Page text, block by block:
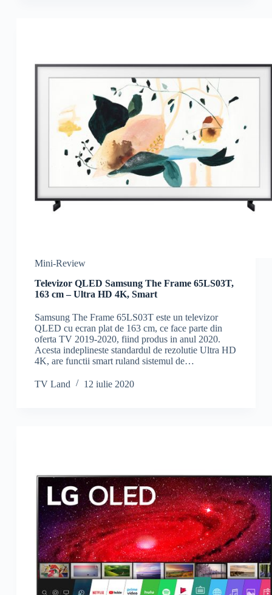
Mini-Review
Televizor QLED Samsung The Frame 65LS03T,
163 cm – Ultra HD 4K, Smart
Samsung The Frame 65LS03T este un televizor
QLED cu ecran plat de 163 cm, ce face parte din
oferta TV 2019-2020, fiind produs in anul 2020.
Acesta indeplineste standardul de rezolutie Ultra HD
4K, are functii smart ruland sistemul de…
TV Land 12 iulie 2020